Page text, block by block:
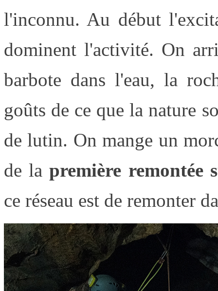
l'inconnu. Au début
dominent l'activité. On
barbote dans l'eau, la
goûts de ce que la nature
de lutin. On mange un
de la première remontée
ce réseau est de remonter